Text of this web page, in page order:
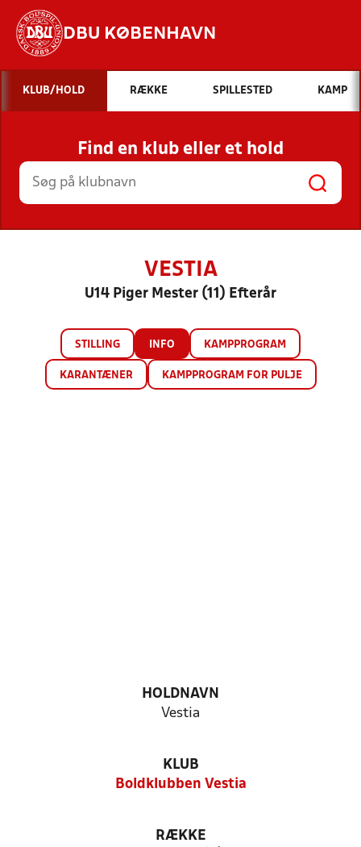
DBU KØBENHAVN
Hvad vil du søge efter?
INDHOLD OG NYHEDER
STILLINGER, RESULTATER, KLUBBER OG
HOLD
KLUB/HOLD RÆKKE SPILLESTED KAMP
Find en klub eller et hold
VESTIA
U14 Piger Mester (11) Efterår
STILLING INFO KAMPPROGRAM
KARANTÆNER KAMPPROGRAM FOR PULJE
HOLDNAVN
Vestia
KLUB
Boldklubben Vestia
RÆKKE